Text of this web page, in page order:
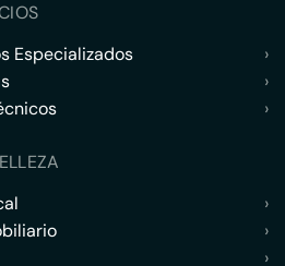
Especializados
›
›
›
›
›
›